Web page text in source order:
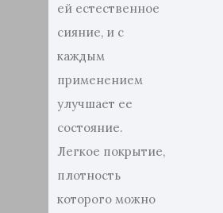
ей естественное
сияние, и с
каждым
применением
улучшает ее
состояние.
Легкое покрытие,
плотность
которого можно